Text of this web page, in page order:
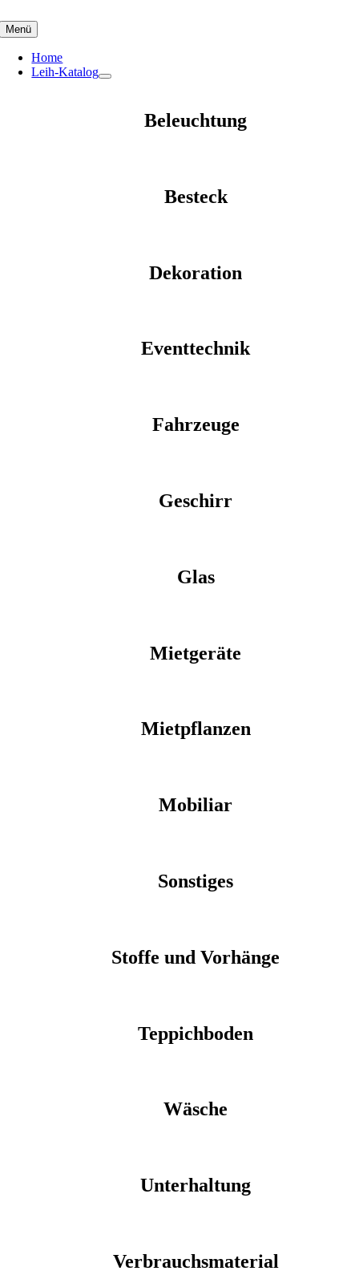
to
content
Menü
Home
Leih-Katalog
Beleuchtung
Besteck
Dekoration
Eventtechnik
Fahrzeuge
Geschirr
Glas
Mietgeräte
Mietpflanzen
Mobiliar
Sonstiges
Stoffe und Vorhänge
Teppichboden
Wäsche
Unterhaltung
Verbrauchsmaterial